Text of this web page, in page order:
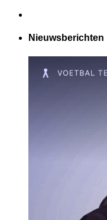
Nieuwsberichten